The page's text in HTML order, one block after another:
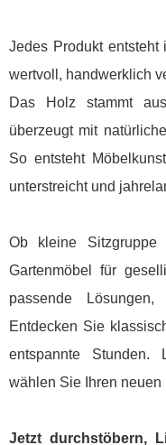
Jedes Produkt
wertvoll, handwerklich
Das Holz stammt
überzeugt mit
So entsteht
unterstreicht und
Ob kleine
Gartenmöbel für
passende
Entdecken Sie
entspannte
wählen Sie Ihren
Jetzt durchstöbern,